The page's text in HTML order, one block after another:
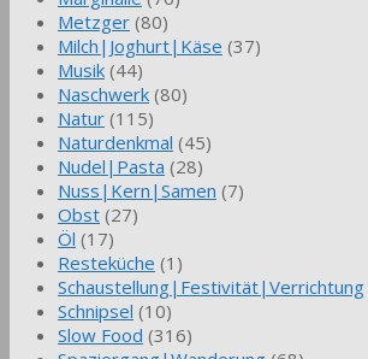
Metzger (80)
Milch|Joghurt|Käse (37)
Musik (44)
Naschwerk (80)
Natur (115)
Naturdenkmal (45)
Nudel|Pasta (28)
Nuss|Kern|Samen (7)
Obst (27)
Öl (17)
Resteküche (1)
Schaustellung|Festivität|Verrichtung
Schnipsel (10)
Slow Food (316)